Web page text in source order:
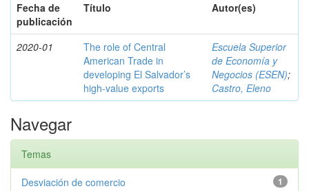
Fecha de
publicación
Título Autor(es)
2020-01
The role of Central
American Trade in
developing El Salvador’s
high-value exports
Escuela Superior
de Economía y
Negocios (ESEN);
Castro, Eleno
Navegar
Temas
1
Desviación de comercio